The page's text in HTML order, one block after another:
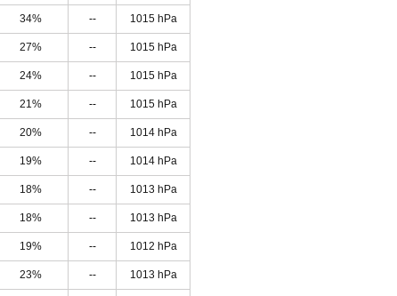
34% -- 1015 hPa
27% -- 1015 hPa
24% -- 1015 hPa
21% -- 1015 hPa
20% -- 1014 hPa
19% -- 1014 hPa
18% -- 1013 hPa
18% -- 1013 hPa
19% -- 1012 hPa
23% -- 1013 hPa